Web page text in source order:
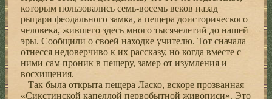
которым пользовались семь-восемь веков назад
рыцари феодального замка, а пещера доисторического
человека, жившего здесь много тысячелетий до нашей
эры. Сообщили о своей находке учителю. Тот сначала
отнесся недоверчиво к их рассказу, но когда вместе с
ними сам проник в пещеру, замер от изумления и
восхищения.
Так была открыта пещера Ласко, вскоре прозванная
«Сикстинской капеллой первобытной живописи». Это